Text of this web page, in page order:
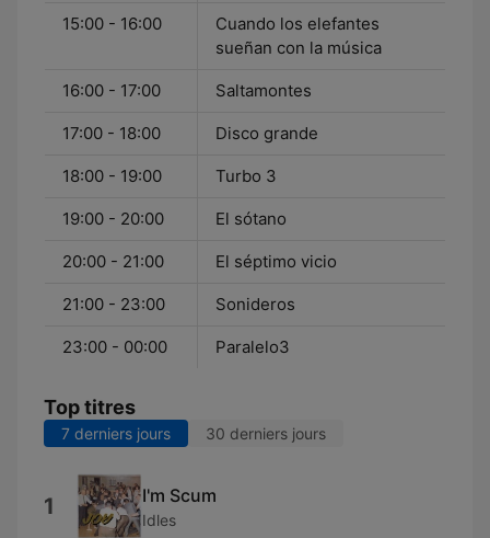
15:00 - 16:00
Cuando los elefantes
sueñan con la música
16:00 - 17:00 Saltamontes
17:00 - 18:00 Disco grande
18:00 - 19:00 Turbo 3
19:00 - 20:00 El sótano
20:00 - 21:00 El séptimo vicio
21:00 - 23:00 Sonideros
23:00 - 00:00 Paralelo3
Top titres
7 derniers jours 30 derniers jours
1 I'm Scum
Idles